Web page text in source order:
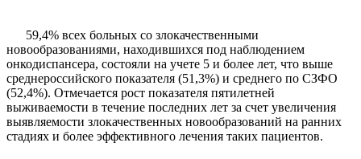
59,4% всех больных со злокачественными
новообразованиями, находившихся под наблюдением
онкодиспансера, состояли на учете 5 и более лет, что выше
среднероссийского показателя (51,3%) и среднего по СЗФО
(52,4%). Отмечается рост показателя пятилетней
выживаемости в течение последних лет за счет увеличения
выявляемости злокачественных новообразований на ранних
стадиях и более эффективного лечения таких пациентов.